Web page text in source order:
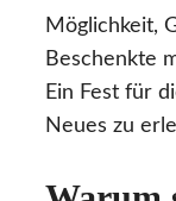
Möglichkeit,
Beschenkte
Ein Fest für
Neues zu